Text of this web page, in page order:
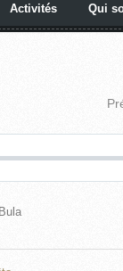
Activités Qui